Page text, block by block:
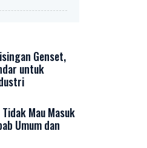
Genset,
untuk
Mau Masuk
Umum dan